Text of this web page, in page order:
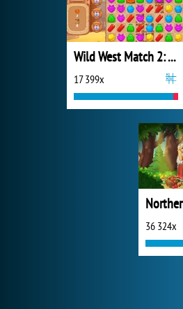
Wild West Match 2: The Gold Rush
17 399x
36 324x